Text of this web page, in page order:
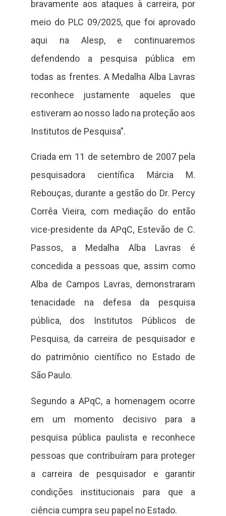
bravamente aos ataques à carreira, por
meio do PLC 09/2025, que foi aprovado
aqui na Alesp, e continuaremos
defendendo a pesquisa pública em
todas as frentes. A Medalha Alba Lavras
reconhece justamente aqueles que
estiveram ao nosso lado na proteção aos
Institutos de Pesquisa”.
Criada em 11 de setembro de 2007 pela
pesquisadora científica Márcia M.
Rebouças, durante a gestão do Dr. Percy
Corrêa Vieira, com mediação do então
vice-presidente da APqC, Estevão de C.
Passos, a Medalha Alba Lavras é
concedida a pessoas que, assim como
Alba de Campos Lavras, demonstraram
tenacidade na defesa da pesquisa
pública, dos Institutos Públicos de
Pesquisa, da carreira de pesquisador e
do patrimônio científico no Estado de
São Paulo.
Segundo a APqC, a homenagem ocorre
em um momento decisivo para a
pesquisa pública paulista e reconhece
pessoas que contribuíram para proteger
a carreira de pesquisador e garantir
condições institucionais para que a
ciência cumpra seu papel no Estado.